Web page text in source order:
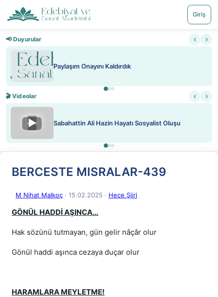
Giriş
📢 Duyurular ‹ ›
Paylaşım Onayını Kaldırdık
🎬 Videolar ‹ ›
▶ Sabahattin Ali Hazin Hayatı Sosyalist Oluşu
BERCESTE MISRALAR-439
M Nihat Malkoç · 15.02.2025 · Hece Şiiri
GÖNÜL HADDİ AŞINCA...
Hak sözünü tutmayan, gün gelir nâçâr olur
Gönül haddi aşınca cezaya duçar olur
HARAMLARA MEYLETME!